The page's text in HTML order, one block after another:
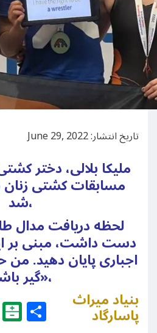
تاریخ انتشار: June 29, 2022
ملیکا بلالی، دختر
مسابقات کشتی زنان
شد،
لحظه دریافت مدال
دست داشت، مبنی بر
اجباری پایان دهید.
گیر باشم»،
LinkedIn
Balatarin
Share
بنیاد میراث
پاسارگاد